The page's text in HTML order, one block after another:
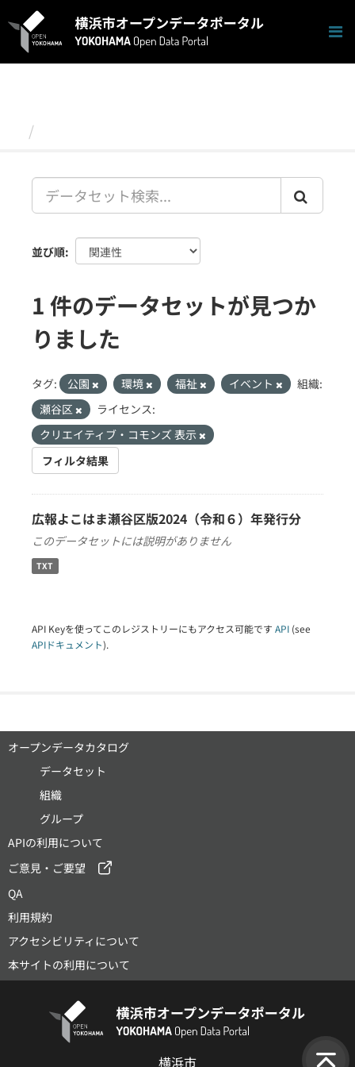
キ
並び順
1 件のデータセットが見つか
りました
タグ: 公園 環境 福祉 イベント
組織:
瀬谷区
ライセンス:
クリエイティブ・コモンズ 表示
フィルタ結果
広報よこはま瀬谷区版2024（令和６）年発行分
このデータセットには説明がありません
TXT
API Keyを使ってこのレジストリーにもアクセス可能です API (see
APIドキュメント).
オープンデータカタログ
データセット
組織
グループ
APIの利用について
ご意見・ご要望
QA
利用規約
アクセシビリティについて
本サイトの利用について
横浜市